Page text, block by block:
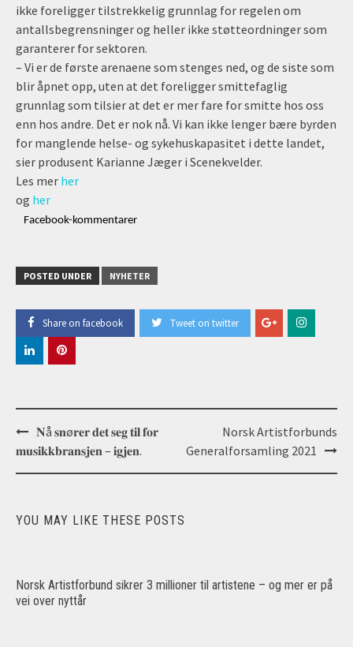
ikke foreligger tilstrekkelig grunnlag for regelen om
antallsbegrensninger og heller ikke støtteordninger som
garanterer for sektoren.
– Vi er de første arenaene som stenges ned, og de siste som
blir åpnet opp, uten at det foreligger smittefaglig
grunnlag som tilsier at det er mer fare for smitte hos oss
enn hos andre. Det er nok nå. Vi kan ikke lenger bære byrden
for manglende helse- og sykehuskapasitet i dette landet,
sier produsent Karianne Jæger i Scenekvelder.
Les mer her
og her
Facebook-kommentarer
POSTED UNDER NYHETER
Share on facebook Tweet on twitter
Post
navigation
𝐍å 𝐬𝐧ø𝐫𝐞𝐫 𝐝𝐞𝐭 𝐬𝐞𝐠 𝐭𝐢𝐥 𝐟𝐨𝐫
𝐦𝐮𝐬𝐢𝐤𝐤𝐛𝐫𝐚𝐧𝐬𝐣𝐞𝐧 – 𝐢𝐠𝐣𝐞𝐧.
Norsk Artistforbunds
Generalforsamling 2021
YOU MAY LIKE THESE POSTS
Norsk Artistforbund sikrer 3 millioner til artistene – og mer er på
vei over nyttår